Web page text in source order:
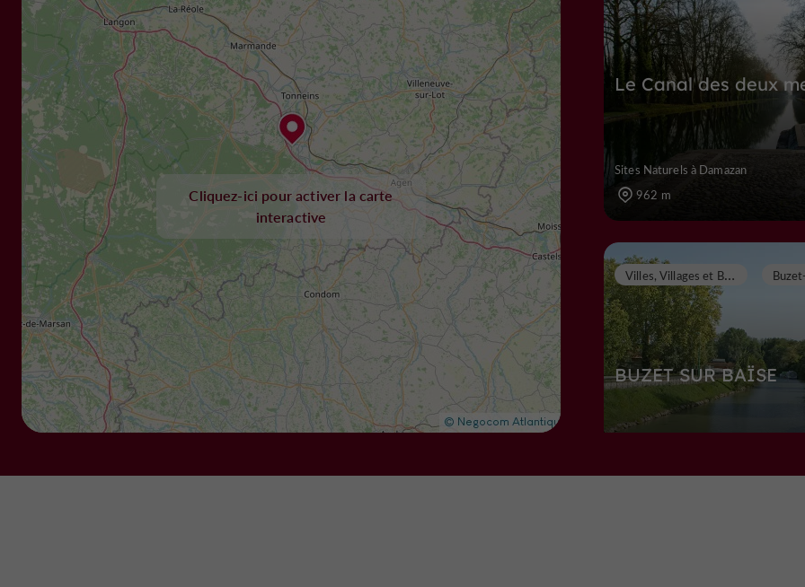
Cliquez-ici pour activer la carte
interactive
Le Canal des deux
Sites Naturels à Damazan
962 m
BUZET SUR BAÏSE
V
illes, Villages et Bastides